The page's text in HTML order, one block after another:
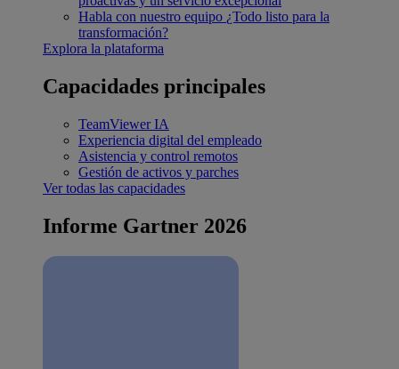
Habla con nuestro equipo ¿Todo listo para la
transformación?
Explora la plataforma
Capacidades principales
TeamViewer IA
Experiencia digital del empleado
Asistencia y control remotos
Gestión de activos y parches
Ver todas las capacidades
Informe Gartner 2026